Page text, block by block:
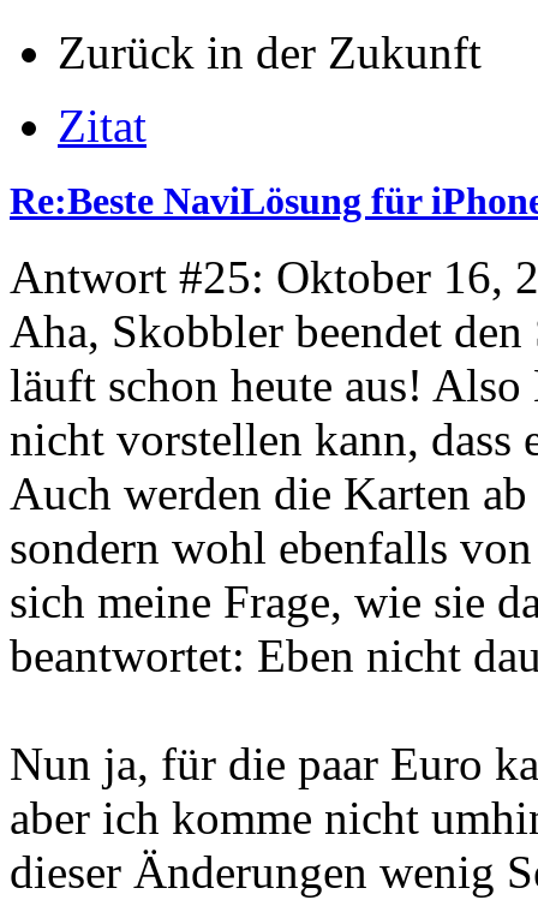
Zurück in der Zukunft
Zitat
Re:Beste NaviLösung für
Antwort #25: Oktober 16,
Aha, Skobbler beendet
läuft schon heute aus!
nicht vorstellen kann, dass
Auch werden die Karten
sondern wohl ebenfalls
sich meine Frage, wie sie
beantwortet: Eben nicht
Nun ja, für die paar Euro
aber ich komme nicht
dieser Änderungen wenig